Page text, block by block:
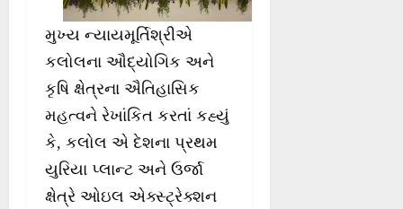
મુખ્ય ન્યાયમૂર્તિશ્રીએ
કલોલના ઔદ્યોગિક અને
કૃષિ ક્ષેત્રના ઐતિહાસિક
મહત્વને રેખાંકિત કરતાં કહ્યું
કે, કલોલ એ દેશના પ્રથમ
યુરિયા પ્લાન્ટ અને ઉર્જા
ક્ષેત્રે ઓઇલ એક્સ્ટ્રેક્શન